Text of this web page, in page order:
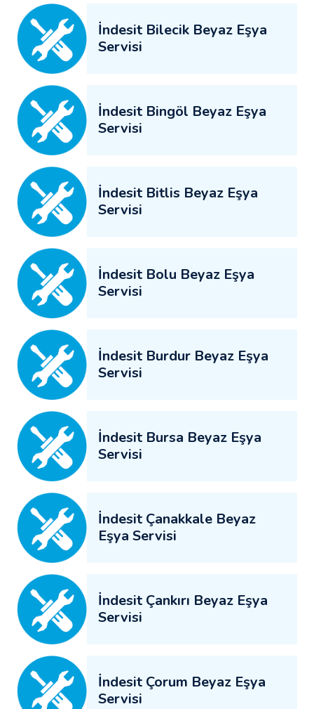
İndesit Bilecik Beyaz Eşya
Servisi
İndesit Bingöl Beyaz Eşya
Servisi
İndesit Bitlis Beyaz Eşya
Servisi
İndesit Bolu Beyaz Eşya
Servisi
İndesit Burdur Beyaz Eşya
Servisi
İndesit Bursa Beyaz Eşya
Servisi
İndesit Çanakkale Beyaz
Eşya Servisi
İndesit Çankırı Beyaz Eşya
Servisi
İndesit Çorum Beyaz Eşya
Servisi